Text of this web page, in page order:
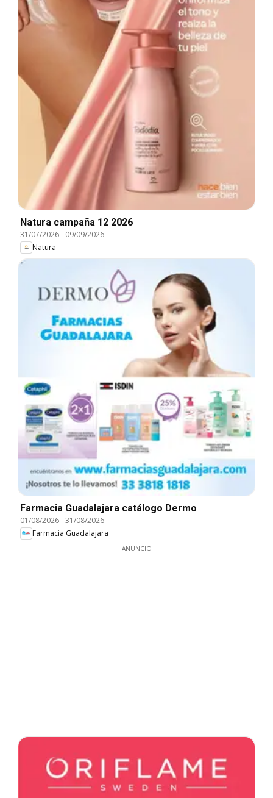
Natura campaña 12 2026
31/07/2026- 09/09/2026
Natura
Farmacia Guadalajara catálogo Dermo
01/08/2026-31/08/2026
Farmacia Guadalajara
ANUNCIO